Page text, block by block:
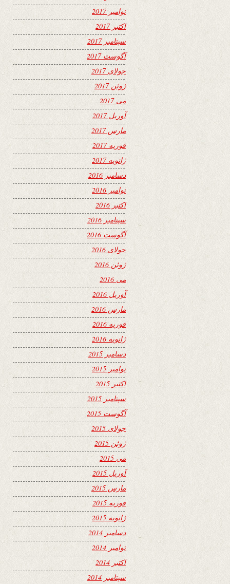
نوامبر 2017
اکتبر 2017
سپتامبر 2017
آگوست 2017
جولای 2017
ژوئن 2017
می 2017
آوریل 2017
مارس 2017
فوریه 2017
ژانویه 2017
دسامبر 2016
نوامبر 2016
اکتبر 2016
سپتامبر 2016
آگوست 2016
جولای 2016
ژوئن 2016
می 2016
آوریل 2016
مارس 2016
فوریه 2016
ژانویه 2016
دسامبر 2015
نوامبر 2015
اکتبر 2015
سپتامبر 2015
آگوست 2015
جولای 2015
ژوئن 2015
می 2015
آوریل 2015
مارس 2015
فوریه 2015
ژانویه 2015
دسامبر 2014
نوامبر 2014
اکتبر 2014
سپتامبر 2014